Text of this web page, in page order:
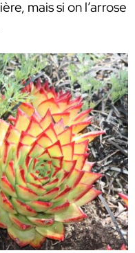
mais si on l’arrose